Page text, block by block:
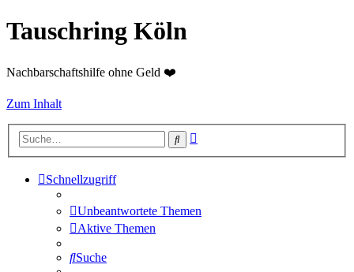
Tauschring Köln
Nachbarschaftshilfe ohne Geld ❤️
Zum Inhalt
Suche
Schnellzugriff
Unbeantwortete Themen
Aktive Themen
Suche